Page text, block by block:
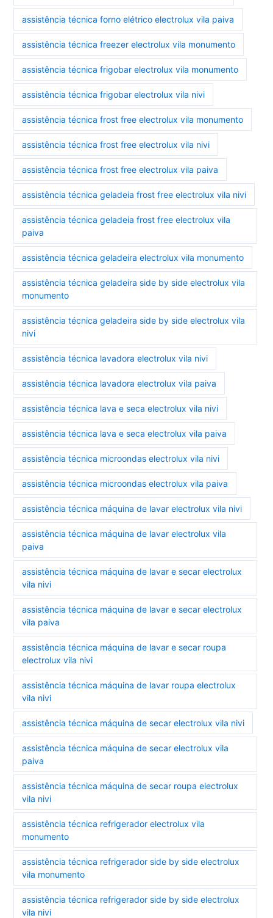
assistência técnica forno elétrico electrolux vila paiva
assistência técnica freezer electrolux vila monumento
assistência técnica frigobar electrolux vila monumento
assistência técnica frigobar electrolux vila nivi
assistência técnica frost free electrolux vila monumento
assistência técnica frost free electrolux vila nivi
assistência técnica frost free electrolux vila paiva
assistência técnica geladeia frost free electrolux vila nivi
assistência técnica geladeia frost free electrolux vila
paiva
assistência técnica geladeira electrolux vila monumento
assistência técnica geladeira side by side electrolux vila
monumento
assistência técnica geladeira side by side electrolux vila
nivi
assistência técnica lavadora electrolux vila nivi
assistência técnica lavadora electrolux vila paiva
assistência técnica lava e seca electrolux vila nivi
assistência técnica lava e seca electrolux vila paiva
assistência técnica microondas electrolux vila nivi
assistência técnica microondas electrolux vila paiva
assistência técnica máquina de lavar electrolux vila nivi
assistência técnica máquina de lavar electrolux vila
paiva
assistência técnica máquina de lavar e secar electrolux
vila nivi
assistência técnica máquina de lavar e secar electrolux
vila paiva
assistência técnica máquina de lavar e secar roupa
electrolux vila nivi
assistência técnica máquina de lavar roupa electrolux
vila nivi
assistência técnica máquina de secar electrolux vila nivi
assistência técnica máquina de secar electrolux vila
paiva
assistência técnica máquina de secar roupa electrolux
vila nivi
assistência técnica refrigerador electrolux vila
monumento
assistência técnica refrigerador side by side electrolux
vila monumento
assistência técnica refrigerador side by side electrolux
vila nivi